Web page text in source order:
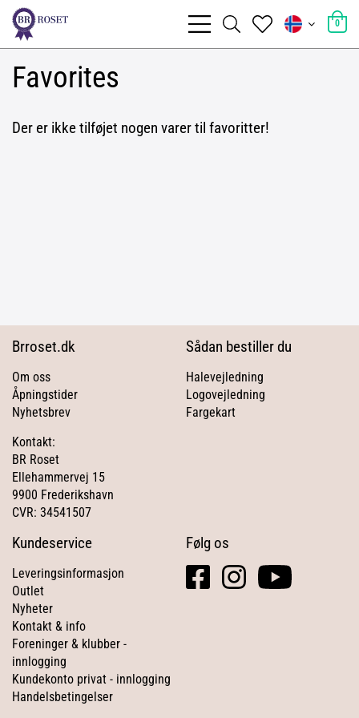
0
Favorites
Der er ikke tilføjet nogen varer til favoritter!
Brroset.dk
Om oss
Åpningstider
Nyhetsbrev
Kontakt:
BR Roset
Ellehammervej 15
9900 Frederikshavn
CVR: 34541507
Sådan bestiller du
Halevejledning
Logovejledning
Fargekart
Kundeservice
Leveringsinformasjon
Outlet
Nyheter
Kontakt & info
Foreninger & klubber -
innlogging
Kundekonto privat - innlogging
Handelsbetingelser
Følg os
facebook
square
instagramyoutube